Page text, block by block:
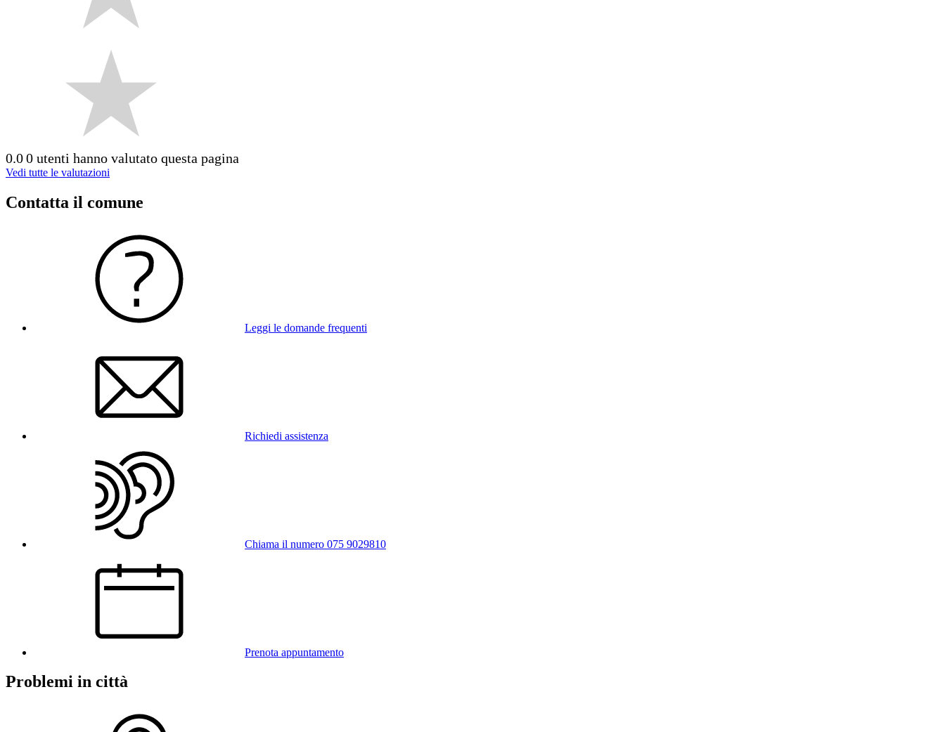
0.00 utenti hanno valutato questa pagina
Vedi tutte le valutazioni
Contatta il comune
Leggi le domande frequenti
Richiedi assistenza
Chiama il numero 075 9029810
Prenota appuntamento
Problemi in città